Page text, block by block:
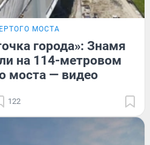
МОСТА
города»: Знамя
на 114-метровом
моста — видео
122